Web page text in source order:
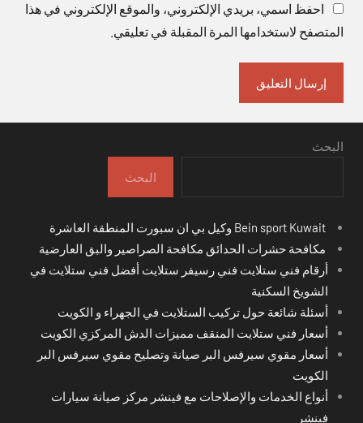
احفظ اسمي، بريدي الإلكتروني، والموقع الإلكتروني في هذا
المتصفح لاستخدامها المرة المقبلة في تعليقي.
البحث
البحث
مكافحة حشرات الحدائق مكافحة الصراصير والبق العارضية
أرقام فني ستلايت فني رسيفر ستلايت أفضل فني ستلايت في
الشويخ السكنية
أسئلة شائعة حول تركيب الستلايت في الجهراء و الكويت
أسعار فني ستلايت المنقف مميزات الدش المركزي الكويت
أسعار مقوي سيرفس البر صيانة وتصليح مقوي سيرفس البر
الكويت
أنواع الخدمات والإصلاحات مع فينشر مركز صيانة سيارات
فينشر